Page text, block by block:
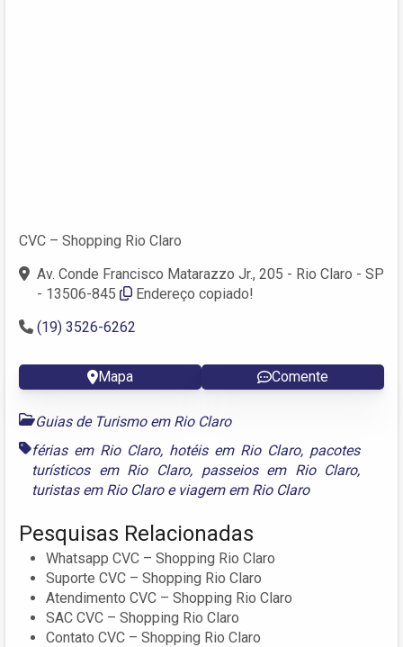
CVC – Shopping Rio Claro
Av. Conde Francisco Matarazzo Jr., 205 - Rio Claro - SP
- 13506-845
Endereço copiado!
(19) 3526-6262
Mapa Comente
Guias de Turismo em Rio Claro
férias em Rio Claro, hotéis em Rio Claro, pacotes
turísticos em Rio Claro, passeios em Rio Claro,
turistas em Rio Claroe viagem em Rio Claro
Pesquisas Relacionadas
Whatsapp CVC – Shopping Rio Claro
Suporte CVC – Shopping Rio Claro
Atendimento CVC – Shopping Rio Claro
SAC CVC – Shopping Rio Claro
Contato CVC – Shopping Rio Claro